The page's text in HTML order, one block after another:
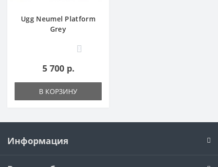
Ugg Neumel Platform
Grey
0
5 700 р.
В КОРЗИНУ
Информация